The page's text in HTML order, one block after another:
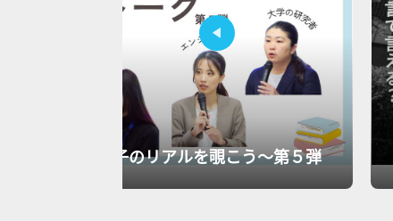
2025～理系女子のリアルを覗こう～第５弾